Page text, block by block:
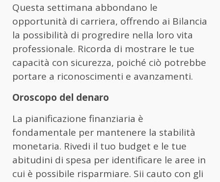
Questa settimana abbondano le
opportunità di carriera, offrendo ai Bilancia
la possibilità di progredire nella loro vita
professionale. Ricorda di mostrare le tue
capacità con sicurezza, poiché ciò potrebbe
portare a riconoscimenti e avanzamenti.
Oroscopo del denaro
La pianificazione finanziaria è
fondamentale per mantenere la stabilità
monetaria. Rivedi il tuo budget e le tue
abitudini di spesa per identificare le aree in
cui è possibile risparmiare. Sii cauto con gli